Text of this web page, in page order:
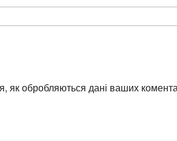
як обробляються дані ваших